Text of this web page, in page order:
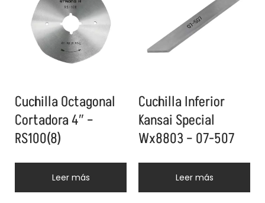
Cuchilla Octagonal
Cortadora 4″ –
RS100(8)
Leer más
Cuchilla Inferior
Kansai Special
Wx8803 – 07-507
Leer más